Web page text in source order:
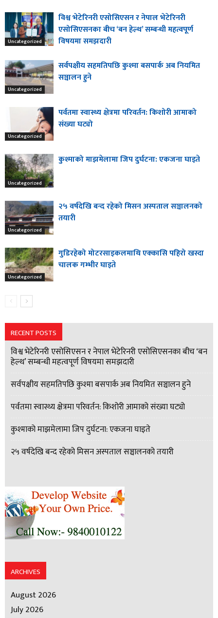
Uncategorized
विश्व भेटेरिनरी एसोसिएसन र नेपाल भेटेरिनरी
एसोसिएसनका बीच ‘बन हेल्थ’ सम्बन्धी महत्वपूर्ण
विषयमा समझदारी
Uncategorized
सर्वपक्षीय सहमतिपछि कुश्मा बसपार्क अब नियमित
सञ्चालन हुने
Uncategorized
पर्वतमा स्वास्थ्य क्षेत्रमा परिवर्तन: किशोरी आमाको
संख्या घट्यो
Uncategorized
कुश्माको माझमेलामा जिप दुर्घटना: एकजना घाइते
Uncategorized
२५ वर्षदेखि बन्द रहेको मिसन अस्पताल सञ्चालनको
तयारी
Uncategorized
गुडिरहेको मोटरसाइकलमाथि एक्कासि पहिरो खस्दा
चालक गम्भीर घाइते
RECENT POSTS
विश्व भेटेरिनरी एसोसिएसन र नेपाल भेटेरिनरी एसोसिएसनका बीच ‘बन
हेल्थ’ सम्बन्धी महत्वपूर्ण विषयमा समझदारी
सर्वपक्षीय सहमतिपछि कुश्मा बसपार्क अब नियमित सञ्चालन हुने
पर्वतमा स्वास्थ्य क्षेत्रमा परिवर्तन: किशोरी आमाको संख्या घट्यो
कुश्माको माझमेलामा जिप दुर्घटना: एकजना घाइते
२५ वर्षदेखि बन्द रहेको मिसन अस्पताल सञ्चालनको तयारी
ARCHIVES
August 2026
July 2026